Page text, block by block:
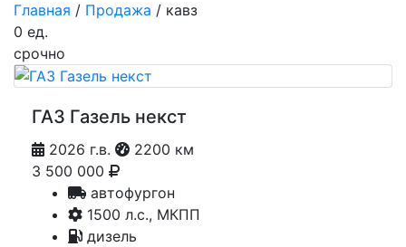
Главная / Продажа / кавз
0 ед.
срочно
ГАЗ Газель некст
2026 г.в.
2200 км
3 500 000
автофургон
1500 л.с., МКПП
дизель